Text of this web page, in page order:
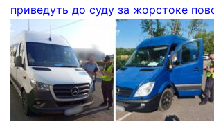
приведуть до суду за жорстоке